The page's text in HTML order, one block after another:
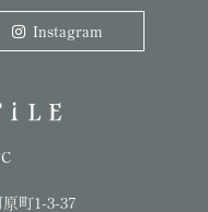
町1-3-37
Instagram